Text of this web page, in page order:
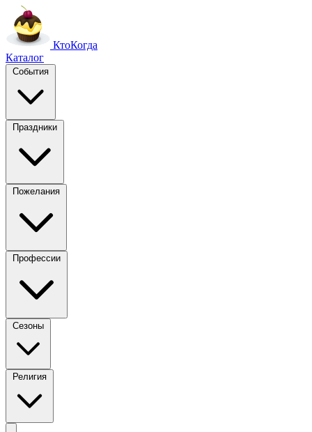
КтоКогда
Каталог
События
Праздники
Пожелания
Профессии
Сезоны
Религия